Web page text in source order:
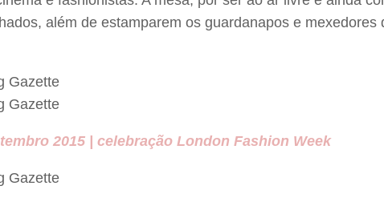
além de estamparem os guardanapos e
2015 | celebração London Fashion Week